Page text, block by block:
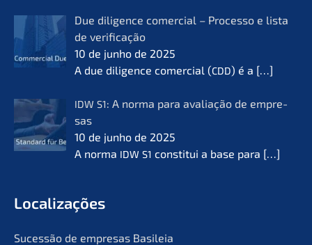
Due diligence comer­cial – Proces­so e lista
de verifi­ca­ção
10 de junho de 2025
A due diligence comer­cial (CDD) é a […]
IDW S1: A norma para avalia­ção de empre­
sas
10 de junho de 2025
A norma IDW S1 consti­tui a base para […]
Locali­za­ções
Suces­são de empre­sas Basileia